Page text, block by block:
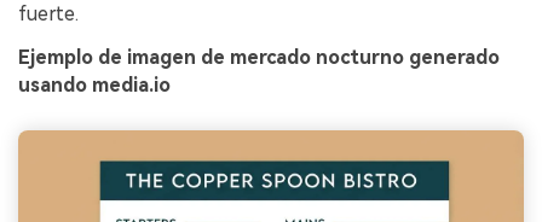
fuerte.
Ejemplo de imagen de mercado nocturno generado
usando media.io